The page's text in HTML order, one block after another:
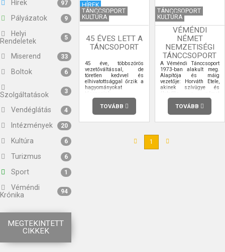
Hírek
97
Pályázatok 9
Helyi
Rendeletek
5
Miserend 33
Boltok 6
Szolgáltatások 3
Vendéglátás 4
Intézmények 20
Kultúra 6
Turizmus 6
Sport 1
Véméndi
Krónika
94
MEGTEKINTETT
CIKKEK
HÍREK
TÁNCCSOPORT
KULTÚRA
45 ÉVES LETT A
TÁNCSOPORT
45 éve, többszörös
vezetőváltással, de
töretlen kedvvel és
elhivatottsággal őrzik a
hagyományokat
táncosaink.
TOVÁBB
TÁNCCSOPORT
KULTÚRA
VÉMÉNDI
NÉMET
NEMZETISÉGI
TÁNCCSOPORT
A Véméndi Tánccsoport
1973-ban alakult meg.
Alapítója és máig
vezetője: Horváth Etele,
akinek szívügye és
életcélja a német
nemzetiségi kultúra
ápolása. A tánccsoport
és felnőtt tánccsoport is
TOVÁBB
1